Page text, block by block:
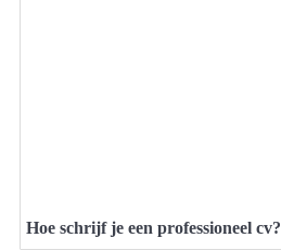
Hoe schrijf je een professioneel cv?